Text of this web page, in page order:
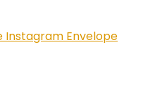
Instagram Envelope